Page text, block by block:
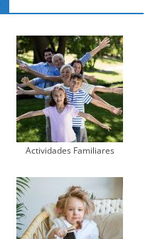
Actividades Familiares